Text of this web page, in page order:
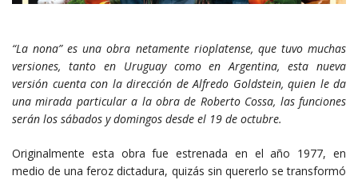
“La nona” es una obra netamente rioplatense, que tuvo muchas
versiones, tanto en Uruguay como en Argentina, esta nueva
versión cuenta con la dirección de Alfredo Goldstein, quien le da
una mirada particular a la obra de Roberto Cossa, las funciones
serán los sábados y domingos desde el 19 de octubre.
Originalmente esta obra fue estrenada en el año 1977, en
medio de una feroz dictadura, quizás sin quererlo se transformó